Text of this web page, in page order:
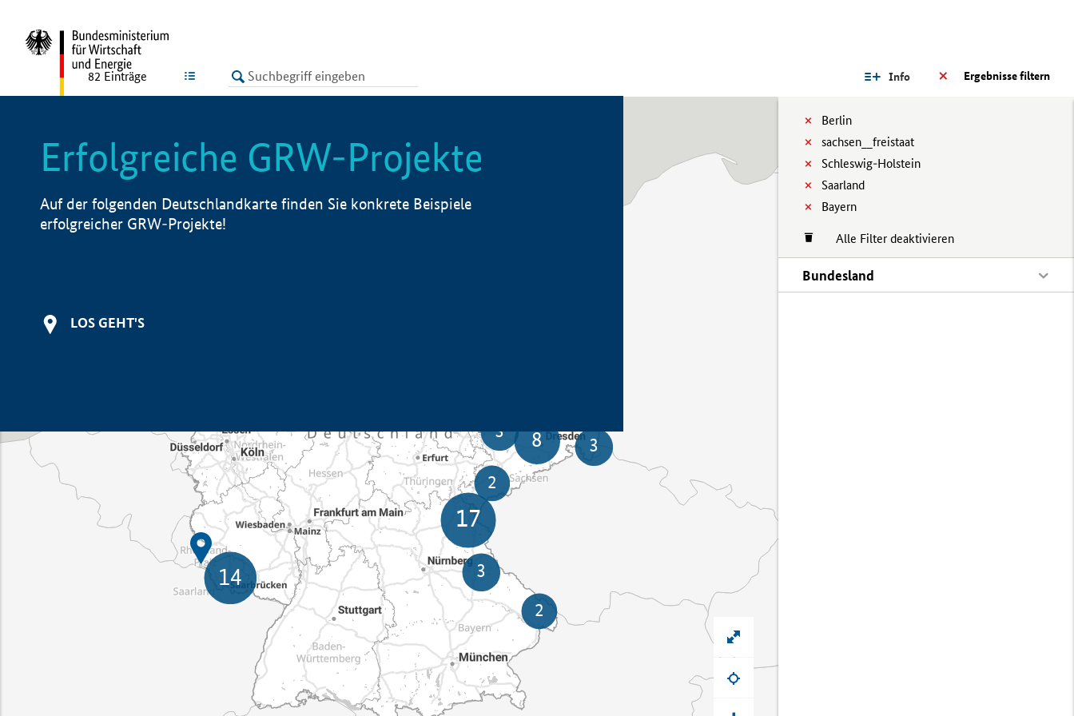
LISTE Ergebnisse filtern
Info
Berlin
sachsen__freistaat
Schleswig-Holstein
Saarland
Bayern
Alle Filter deaktivieren
Bundesland
82 Einträge
Erfolgreiche GRW-Projekte
Auf der folgenden Deutschlandkarte finden Sie konkrete Beispiele
erfolgreicher GRW-Projekte!
LOS GEHT'S